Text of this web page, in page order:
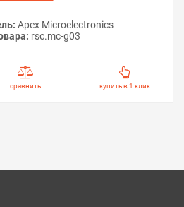
Apex Microelectronics
rsс.mc-g03
сравнить купить в 1 клик